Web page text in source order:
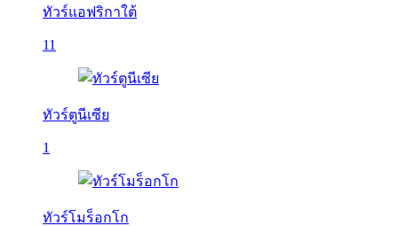
ทัวร์แอฟริกาใต้
11
ทัวร์ตูนีเซีย
1
ทัวร์โมร็อกโก